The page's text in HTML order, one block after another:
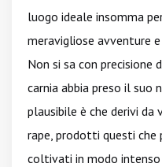
luogo ideale insomma
meravigliose avventure
Non si sa con precisione
carnia abbia preso il suo
plausibile è che derivi da
rape, prodotti questi
coltivati in modo